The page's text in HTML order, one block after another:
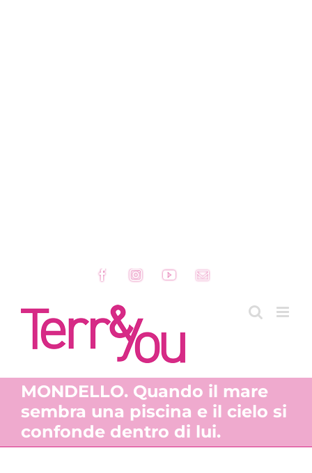
FacebookInstagramYouTubeEmail
MONDELLO. Quando il mare
sembra una piscina e il cielo si
confonde dentro di lui.